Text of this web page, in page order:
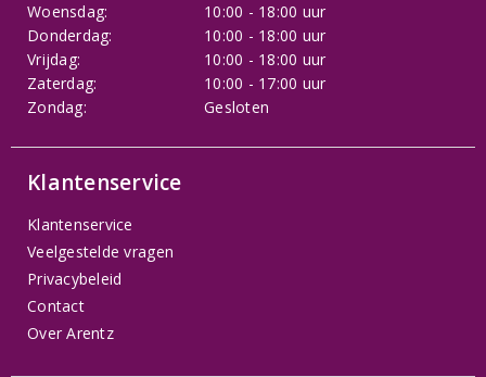
Woensdag:
10:00 - 18:00 uur
Donderdag:
10:00 - 18:00 uur
Vrijdag:
10:00 - 18:00 uur
Zaterdag:
10:00 - 17:00 uur
Zondag:
Gesloten
Klantenservice
Klantenservice
Veelgestelde vragen
Privacybeleid
Contact
Over Arentz